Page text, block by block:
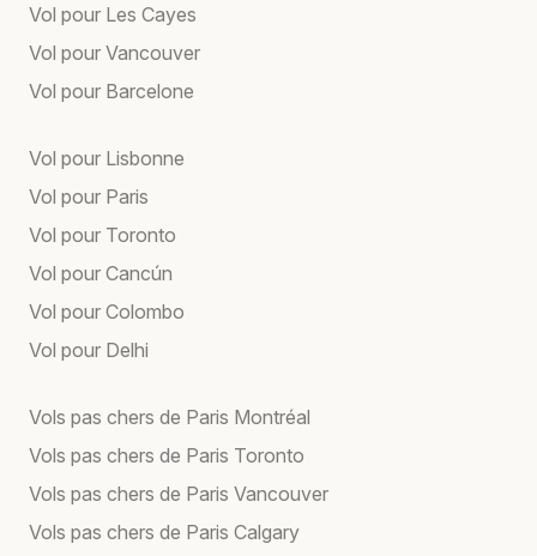
Vol pour Les Cayes
Vol pour Vancouver
Vol pour Barcelone
Vol pour Lisbonne
Vol pour Paris
Vol pour Toronto
Vol pour Cancún
Vol pour Colombo
Vol pour Delhi
Vols pas chers de Paris Montréal
Vols pas chers de Paris Toronto
Vols pas chers de Paris Vancouver
Vols pas chers de Paris Calgary